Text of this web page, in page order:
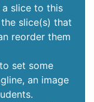
slice to this
slice(s) that
reorder them
set some
an image